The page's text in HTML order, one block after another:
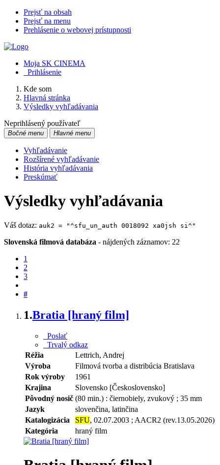
Prejsť na obsah
Prejsť na menu
Prehlásenie o webovej prístupnosti
Moja SK CINEMA
Prihlásenie
Kde som
Hlavná stránka
Výsledky vyhľadávania
Neprihlásený používateľ
Bočné menu Hlavné menu
Vyhľadávanie
Rozšírené vyhľadávanie
História vyhľadávania
Preskúmať
Výsledky vyhľadávania
Váš dotaz: auk2 = "^sfu_un_auth 0018092 xa0jsh si^"
Slovenská filmová databáza - nájdených záznamov: 22
1
2
3
#
1.Bratia [hraný film]
Poslať
Trvalý odkaz
Réžia
Lettrich, Andrej
Výroba
Filmová tvorba a distribúcia Bratislava
Rok výroby
1961
Krajina
Slovensko [Československo]
Pôvodný nosič (80 min.) : čiernobiely, zvukový ; 35 mm
Jazyk
slovenčina, latinčina
Katalogizácia
SFU, 02.07.2003 ; AACR2 (rev.13.05.2026)
Kategória
hraný film